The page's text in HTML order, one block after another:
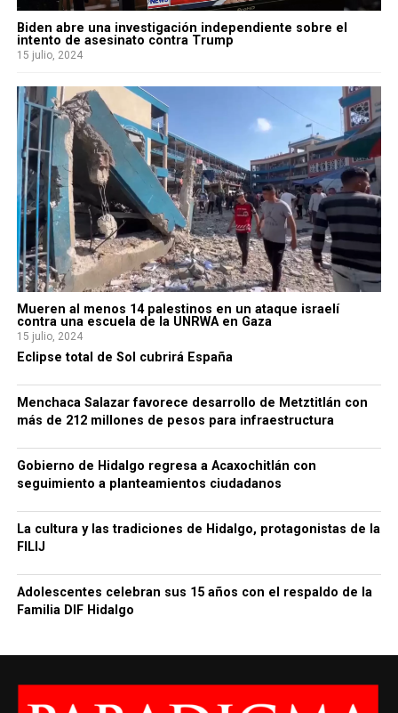
Biden abre una investigación independiente sobre el
intento de asesinato contra Trump
15 julio, 2024
Mueren al menos 14 palestinos en un ataque israelí
contra una escuela de la UNRWA en Gaza
15 julio, 2024
Eclipse total de Sol cubrirá España
Menchaca Salazar favorece desarrollo de Metztitlán con
más de 212 millones de pesos para infraestructura
Gobierno de Hidalgo regresa a Acaxochitlán con
seguimiento a planteamientos ciudadanos
La cultura y las tradiciones de Hidalgo, protagonistas de la
FILIJ
Adolescentes celebran sus 15 años con el respaldo de la
Familia DIF Hidalgo